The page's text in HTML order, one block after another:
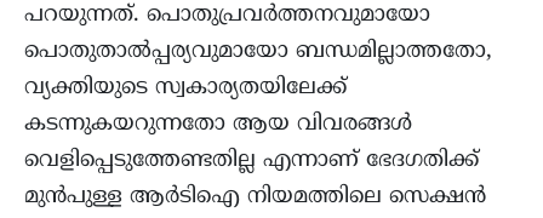
പറയുന്നത്. പൊതുപ്രവർത്തനവുമായോ
പൊതുതാൽപ്പര്യവുമായോ ബന്ധമില്ലാത്തതോ,
വ്യക്തിയുടെ സ്വകാര്യതയിലേക്ക്
കടന്നുകയറുന്നതോ ആയ വിവരങ്ങൾ
വെളിപ്പെടുത്തേണ്ടതില്ല എന്നാണ് ഭേദഗതിക്ക്
മുൻപുള്ള ആർടിഐ നിയമത്തിലെ സെക്ഷൻ